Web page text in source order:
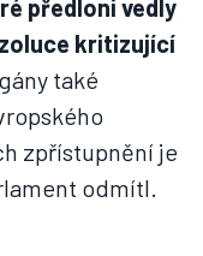
předloni vedly
kritizující
také
zpřístupnění je
odmítl.